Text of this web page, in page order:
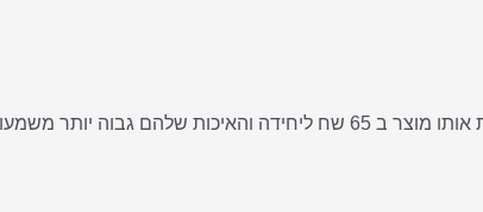
אני רוצה להגיד פשוט ואוו!! לא להאמין שאפשר לקנות 7 יחידות ב 100 ש"ח רכשתי בקניון את אותו מוצר ב 65 שח